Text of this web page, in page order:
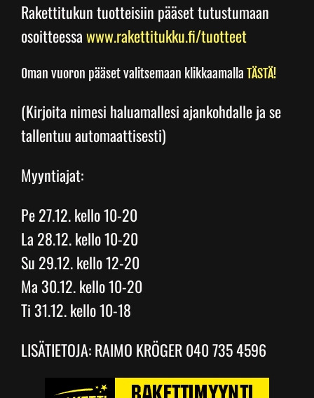
Rakettitukun tuotteisiin pääset tutustumaan
osoitteessawww.rakettitukku.fi/tuotteet
Oman vuoron pääset valitsemaan klikkaamalla TÄSTÄ!
(Kirjoita nimesi haluamallesi ajankohdalle ja se
tallentuu automaattisesti)
Myyntiajat:
Pe 27.12. kello 10-20
La 28.12. kello 10-20
Su 29.12. kello 12-20
Ma 30.12. kello 10-20
Ti 31.12. kello 10-18
LISÄTIETOJA: RAIMO KRÖGER 040 735 4596